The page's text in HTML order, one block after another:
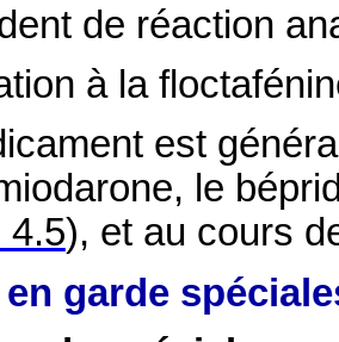
de réaction
à la
est
le
4.5), et au cours
en garde